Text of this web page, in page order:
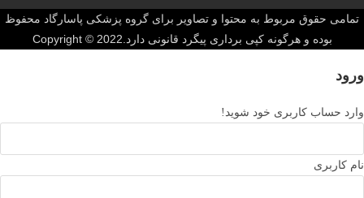
تمامی حقوق مربوط به محتوا و تصاویر برای گروه پزشکی پاسارگاد محفوظ
بوده و هرگونه کپی برداری پیگرد قانونی دارد.Copyright © 2022
ورود
وارد حساب کاربری خود شوید!
نام کاربری